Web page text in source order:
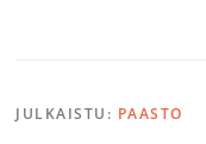
JULKAISTU: PAASTO